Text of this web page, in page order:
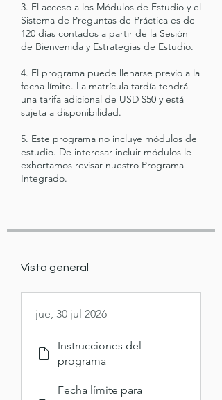
3. El acceso a los Módulos de Estudio y el
Sistema de Preguntas de Práctica es de
120 días contados a partir de la Sesión
de Bienvenida y Estrategias de Estudio.
4. El programa puede llenarse previo a la
fecha límite. La matrícula tardía tendrá
una tarifa adicional de USD $50 y está
sujeta a disponibilidad.
5. Este programa no incluye módulos de
estudio. De interesar incluir módulos le
exhortamos revisar nuestro Programa
Integrado.
Vista general
jue, 30 jul 2026
Instrucciones del
programa
Fecha límite para